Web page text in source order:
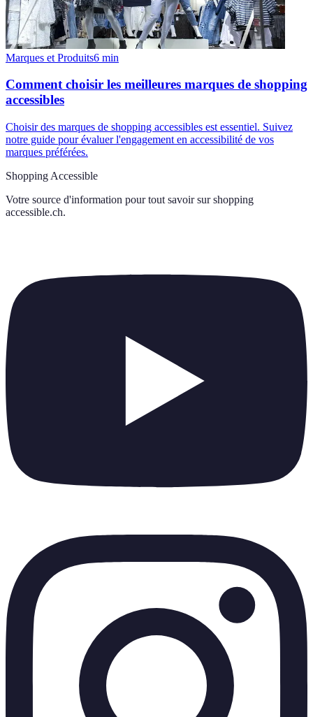
Marques et Produits6 min
Comment choisir les meilleures marques de shopping
accessibles
Choisir des marques de shopping accessibles est essentiel. Suivez
notre guide pour évaluer l'engagement en accessibilité de vos
marques préférées.
Shopping Accessible
Votre source d'information pour tout savoir sur shopping
accessible.ch.